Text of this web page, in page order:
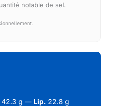
notable de sel.
42.3 g — Lip. 22.8 g